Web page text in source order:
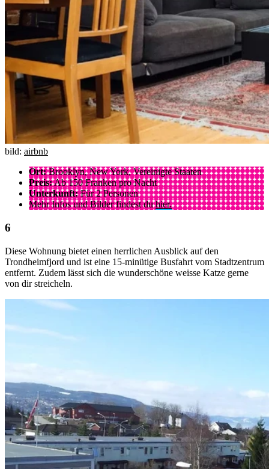
bild: airbnb
Ort:Brooklyn, New York, Vereinigte Staaten
Preis:Ab 150 Franken pro Nacht
Unterkunft:Für 2 Personen
Mehr Infos und Bilder findest duhier.
Diese Wohnung bietet einen herrlichen Ausblick auf den
Trondheimfjord und ist eine 15-minütige Busfahrt vom Stadtzentrum
entfernt. Zudem lässt sich die wunderschöne weisse Katze gerne
von dir streicheln.